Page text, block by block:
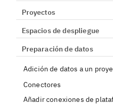
Proyectos
Espacios de despliegue
Preparación de datos
Adición de datos a un
Conectores
Añadir conexiones de